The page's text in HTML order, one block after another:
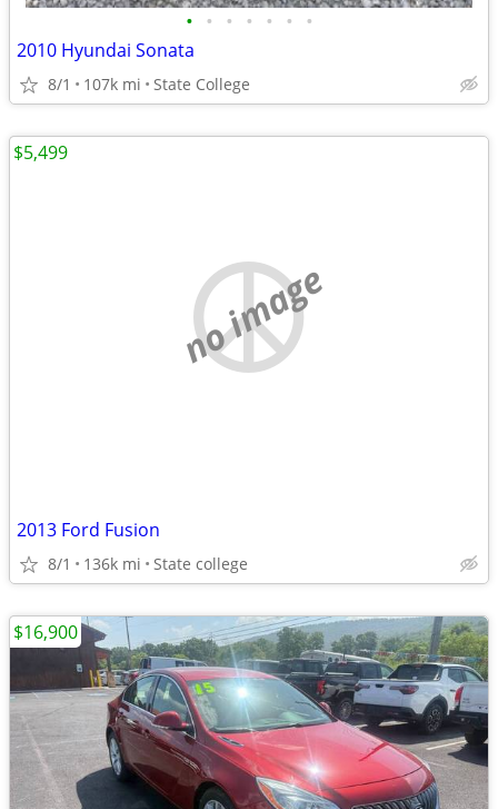
• • • • • • •
2010 Hyundai Sonata
8/1 107k mi State College
no image
2013 Ford Fusion
8/1 136k mi State college
$5,499
$16,900